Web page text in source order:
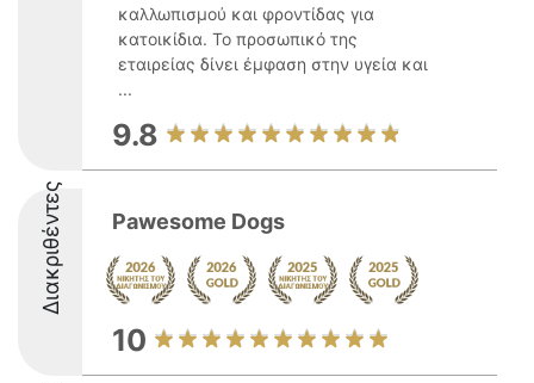
καλλωπισμού και φροντίδας για
κατοικίδια. Το προσωπικό της
εταιρείας δίνει έμφαση στην υγεία και
...
9.8
Διακριθέντες Pawesome Dogs
10